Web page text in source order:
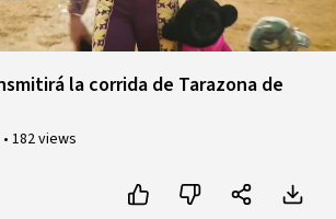
Loaded:
84.69%
la corrida de Tarazona de
• 182 views